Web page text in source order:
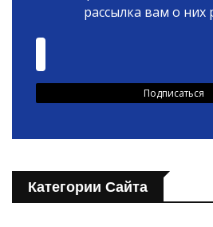
рассылка вам о них
Категории Сайта